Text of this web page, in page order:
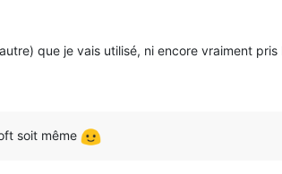
que je vais utilisé, ni encore vraiment pris
soit même